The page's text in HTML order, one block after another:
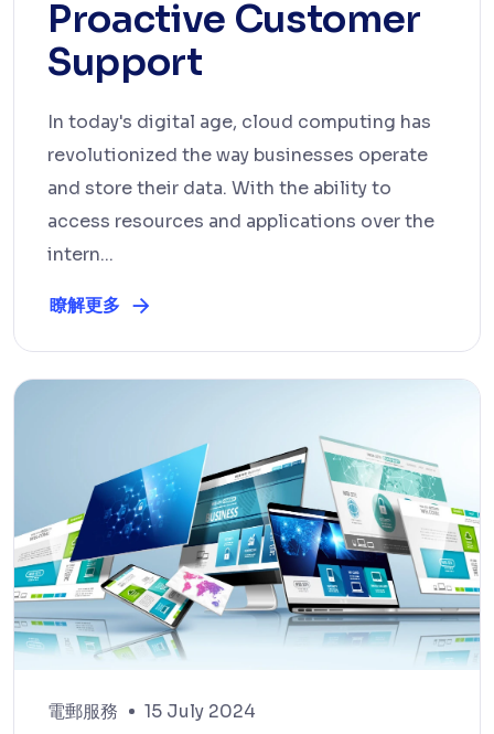
Proactive Customer
Support
In today's digital age, cloud computing has
revolutionized the way businesses operate
and store their data. With the ability to
access resources and applications over the
intern...
瞭解更多
電郵服務 15 July 2024